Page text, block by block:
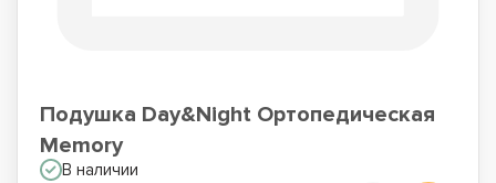
Подушка Day&Night Ортопедическая
Memory
В наличии